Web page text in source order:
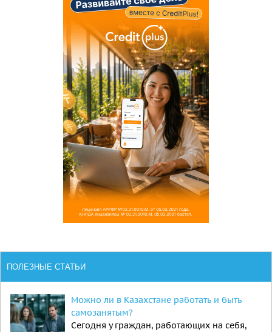
ПОЛЕЗНЫЕ СТАТЬИ
Можно ли в Казахстане работать и быть
самозанятым?
Сегодня у граждан, работающих на себя,